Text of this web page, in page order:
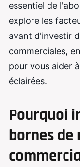
essentiel de
explore les
avant d'investir
commerciales,
pour vous aider
éclairées.
Pourquoi
bornes de